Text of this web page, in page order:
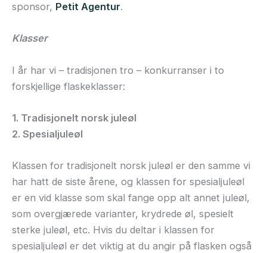
sponsor, Petit Agentur.
Klasser
I år har vi – tradisjonen tro – konkurranser i to
forskjellige flaskeklasser:
1. Tradisjonelt norsk juleøl
2. Spesialjuleøl
Klassen for tradisjonelt norsk juleøl er den samme vi
har hatt de siste årene, og klassen for spesialjuleøl
er en vid klasse som skal fange opp alt annet juleøl,
som overgjærede varianter, krydrede øl, spesielt
sterke juleøl, etc. Hvis du deltar i klassen for
spesialjuleøl er det viktig at du angir på flasken også